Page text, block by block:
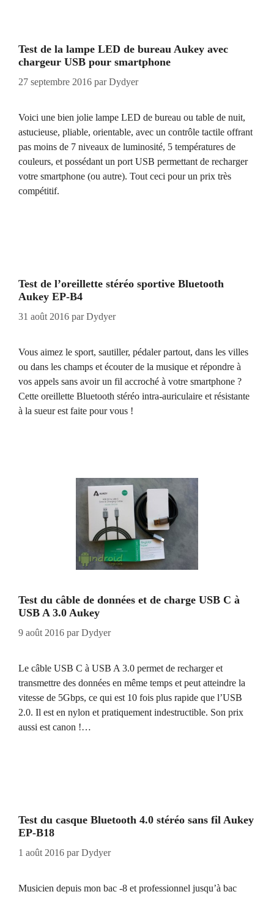
Test de la lampe LED de bureau Aukey avec
chargeur USB pour smartphone
27 septembre 2016 parDydyer
Voici une bien jolie lampe LED de bureau ou table de nuit,
astucieuse, pliable, orientable, avec un contrôle tactile offrant
pas moins de 7 niveaux de luminosité, 5 températures de
couleurs, et possédant un port USB permettant de recharger
votre smartphone (ou autre). Tout ceci pour un prix très
compétitif.
Test de l’oreillette stéréo sportive Bluetooth
Aukey EP-B4
31 août 2016 parDydyer
Vous aimez le sport, sautiller, pédaler partout, dans les villes
ou dans les champs et écouter de la musique et répondre à
vos appels sans avoir un fil accroché à votre smartphone ?
Cette oreillette Bluetooth stéréo intra-auriculaire et résistante
à la sueur est faite pour vous !
Test du câble de données et de charge USB C à
USB A 3.0 Aukey
9 août 2016 parDydyer
Le câble USB C à USB A 3.0 permet de recharger et
transmettre des données en même temps et peut atteindre la
vitesse de 5Gbps, ce qui est 10 fois plus rapide que l’USB
2.0. Il est en nylon et pratiquement indestructible. Son prix
aussi est canon !…
Test du casque Bluetooth 4.0 stéréo sans fil Aukey
EP-B18
1 août 2016 parDydyer
Musicien depuis mon bac -8 et professionnel jusqu’à bac